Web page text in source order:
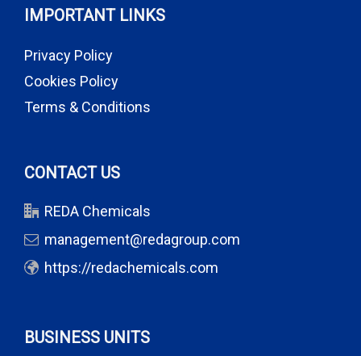
IMPORTANT LINKS
Privacy Policy
Cookies Policy
Terms & Conditions
CONTACT US
REDA Chemicals
management@redagroup.com
https://redachemicals.com
BUSINESS UNITS